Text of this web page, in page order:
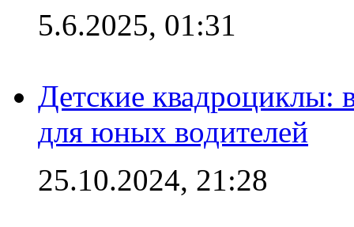
5.6.2025, 01:31
Детские квадроциклы:
для юных водителей
25.10.2024, 21:28